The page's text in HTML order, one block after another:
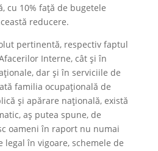
cu 10% față de bugetele
reducere.
pertinentă, respectiv faptul
Interne, cât și în
dar și în serviciile de
familia ocupațională de
și apărare națională, există
aș putea spune, de
oameni în raport nu numai
legal în vigoare, schemele de